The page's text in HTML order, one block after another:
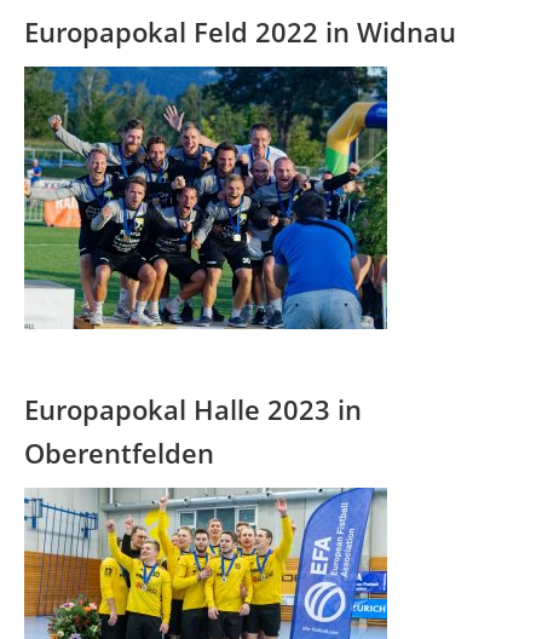
Europapokal Feld 2022 in Widnau
Europapokal Halle 2023 in
Oberentfelden